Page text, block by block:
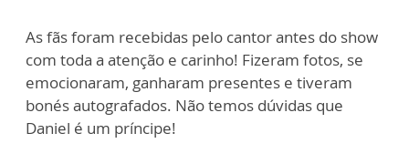
As fãs foram recebidas pelo cantor antes do show
com toda a atenção e carinho! Fizeram fotos, se
emocionaram, ganharam presentes e tiveram
bonés autografados. Não temos dúvidas que
Daniel é um príncipe!